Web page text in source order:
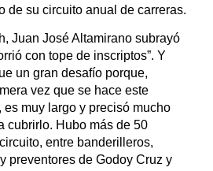
de su circuito anual de carreras.
Juan José Altamirano subrayó
con tope de inscriptos”. Y
un gran desafío porque,
vez que se hace este
muy largo y precisó mucho
cubrirlo. Hubo más de 50
entre banderilleros,
preventores de Godoy Cruz y